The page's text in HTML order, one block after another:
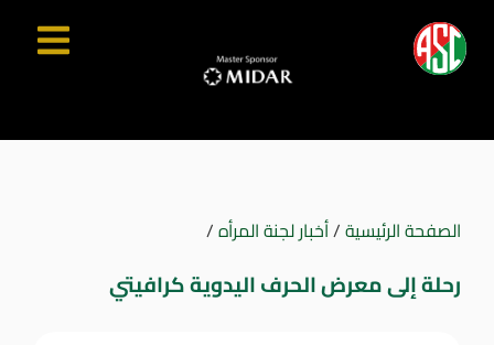
الصفحة الرئيسية/أخبار لجنة المرأه/
رحلة إلى معرض الحرف اليدوية كرافيتي